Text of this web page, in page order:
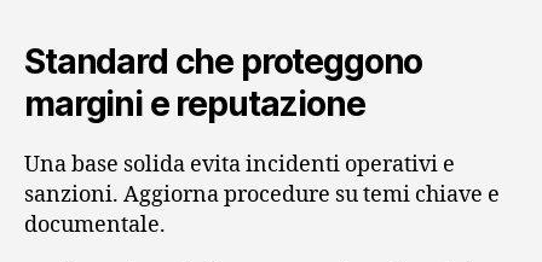
Standard che proteggono
margini e reputazione
Una base solida evita incidenti operativi e
sanzioni. Aggiorna procedure su temi chiave e
documentale.